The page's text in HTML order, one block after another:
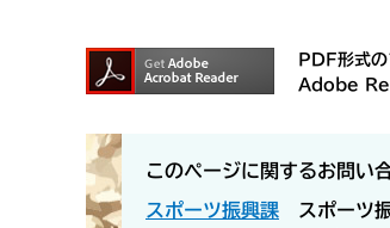
PDF形式
Adobe
このページに関するお問い
スポーツ振興課
スポーツ